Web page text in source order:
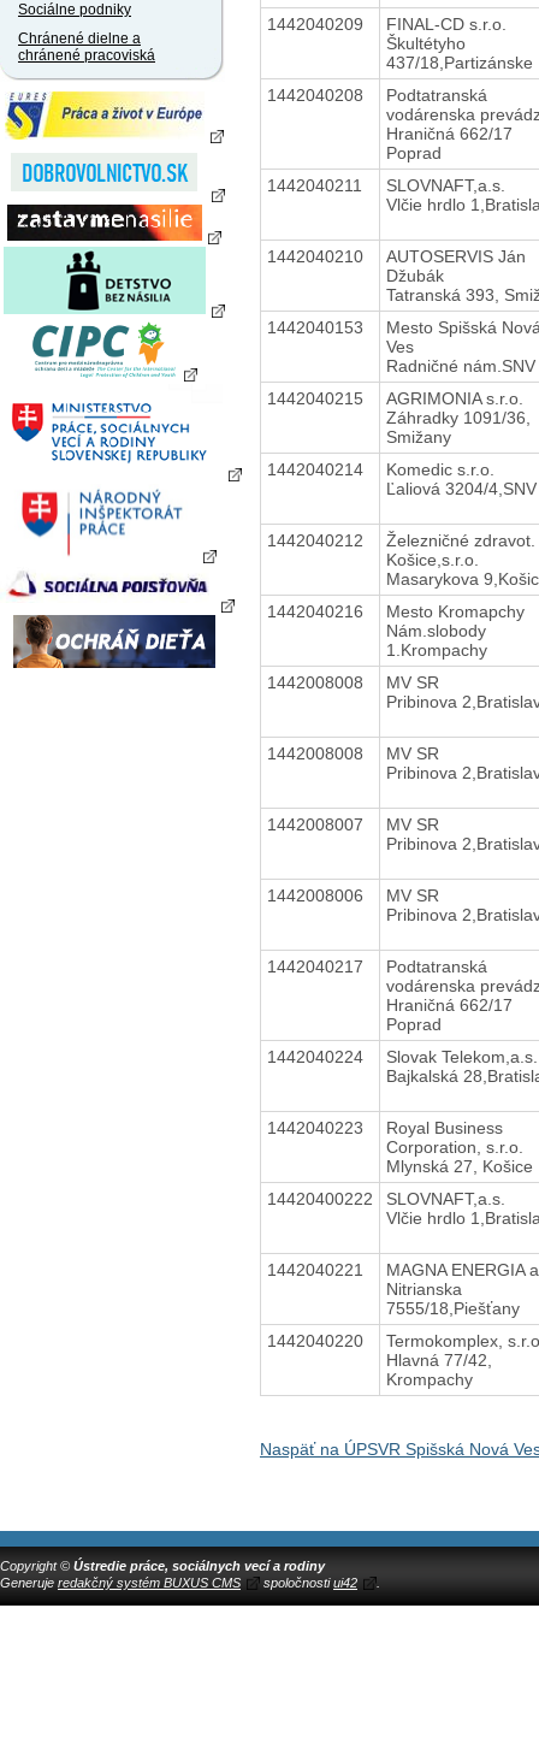
Sociálne podniky
Chránené dielne a
chránené pracoviská
1442040209
FINAL-CD s.r.o.
Škultétyho
437/18,Partizánske
1442040208
Podtatranská
vodárenska
Hraničná 662/17
Poprad
1442040211
SLOVNAFT,a.s.
Vlčie hrdlo
1442040210
AUTOSERVIS Ján
Džubák
Tatranská 393,
1442040153
Mesto Spišská
Ves
Radničné nám.SNV
1442040215
AGRIMONIA s.r.o.
Záhradky 1091/36,
Smižany
1442040214
Komedic s.r.o.
Ľaliová 3204/4,SNV
1442040212
Železničné zdravot.
Košice,s.r.o.
Masarykova
1442040216
Mesto Kromapchy
Nám.slobody
1.Krompachy
1442008008
MV SR
Pribinova
1442008008
MV SR
Pribinova
1442008007
MV SR
Pribinova
1442008006
MV SR
Pribinova
1442040217
Podtatranská
vodárenska
Hraničná 662/17
Poprad
1442040224
Slovak Telekom,a.s.
Bajkalská
1442040223
Royal Business
Corporation, s.r.o.
Mlynská 27, Košice
14420400222
SLOVNAFT,a.s.
Vlčie hrdlo
1442040221
MAGNA ENERGIA
Nitrianska
7555/18,Piešťany
1442040220
Termokomplex,
Hlavná 77/42,
Krompachy
Naspäť na ÚPSVR Spišská Nová
Copyright © Ústredie práce, sociálnych vecí a rodiny
Generuje redakčný systém BUXUS CMS spoločnostiui42